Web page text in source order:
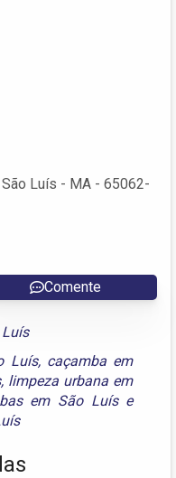
Luís - MA - 65062-
Comente
Luís, caçamba em
, limpeza urbana em
em São Luíse